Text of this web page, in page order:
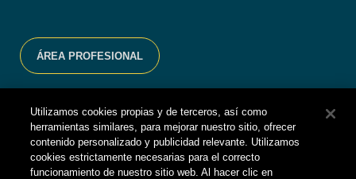
ÁREA PROFESIONAL
responsable.
No compartas este contenido con personas que no tengan la
edad legal para consumir alcohol.
Utilizamos cookies propias y de terceros, así como
herramientas similares, para mejorar nuestro sitio, ofrecer
contenido personalizado y publicidad relevante. Utilizamos
cookies estrictamente necesarias para el correcto
funcionamiento de nuestro sitio web. Al hacer clic en